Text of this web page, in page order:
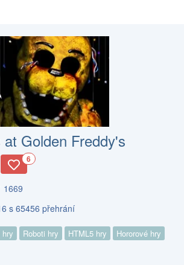
Golden Freddy's
6
1669
s 65456 přehrání
Roboti hry HTML5 hry Hororové hry